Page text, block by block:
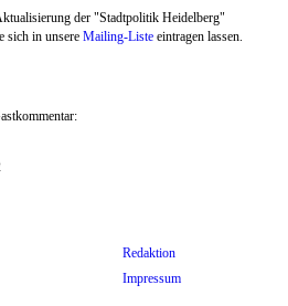
der "Stadtpolitik Heidelberg"
sich in unsere Mailing-Liste eintragen lassen.
Redaktion
Impressum